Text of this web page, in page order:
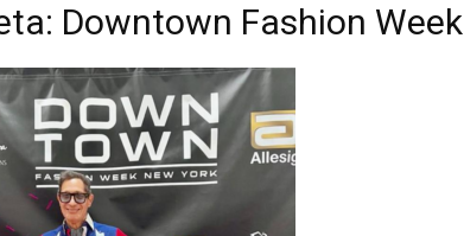
Downtown Fashion Week